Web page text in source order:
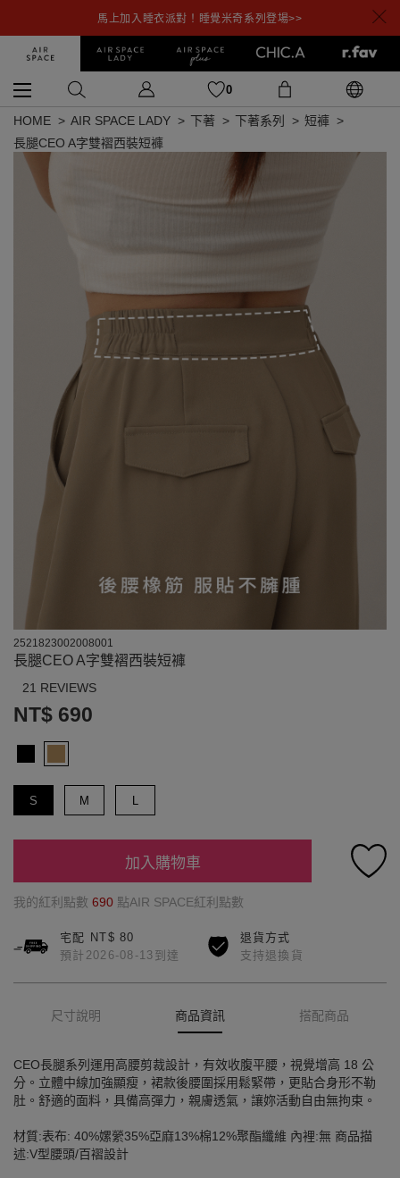
馬上加入睡衣派對！睡覺米奇系列登場>>
0
HOME AIR SPACE LADY 下著 下著系列
短褲
長腿CEO A字雙褶西裝短褲
2521823002008001
長腿CEO A字雙褶西裝短褲
21 REVIEWS
NT$ 690
S M L
加入購物車
我的紅利點數 690 點AIR SPACE紅利點數
宅配 NT$ 80
預計2026-08-13到達
退貨方式
支持退換貨
尺寸說明 商品資訊 搭配商品
CEO長腿系列運用高腰剪裁設計，有效收腹平腰，視覺增高 18 公
分。立體中線加強顯瘦，裙款後腰圍採用鬆緊帶，更貼合身形不勒
肚。舒適的面料，具備高彈力，親膚透氣，讓妳活動自由無拘束。
材質:表布: 40%嫘縈35%亞麻13%棉12%聚酯纖維 內裡:無 商品描
述:V型腰頭/百褶設計